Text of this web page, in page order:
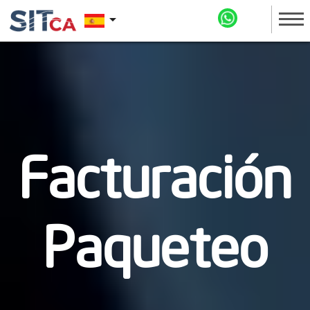
arrow_drop_down
Facturación
Paqueteo